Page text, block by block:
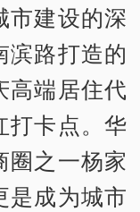
市建设的深
滨路打造的
高端居住代
打卡点。华
圈之一杨家
是成为城市